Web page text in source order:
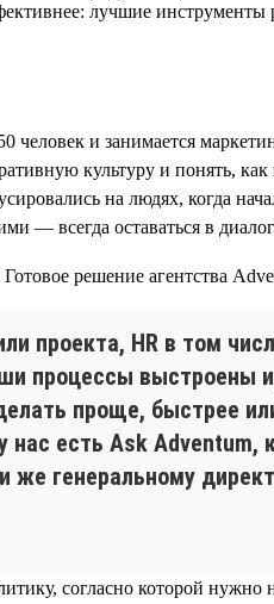
лучшие инструменты
человек и занимается
культуру и понять,
на людях, когда
— всегда оставаться в
проекта, HR в том
процессы выстроены
проще, быстрее
есть Ask
генеральному
согласно которой нужно